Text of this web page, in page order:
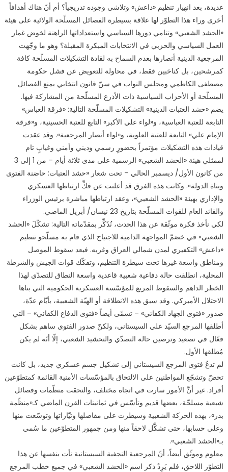
عديدة، بعد انهيار تنظيم «داعش» وتلاشي وجوده تدريجياً؟ أم أنّ هناك أهدافاً
أخرى وراء هذا التطوّر لها علاقة بسيطرة الفصائل المسلّحة الولائية على هيئة
«الحشد الشعبي» وتنامي دورها السياسي واستعداداتها الراهنة لخوض غمار
العمل السياسي والحزبي في الانتخابات المبكرة المقبلة؟ وهو ما وجّهت
المرجعية الدينية أنصارها بعدم السماح به لقادة التشكيلات المسلّحة كافة
كمرشحين، بل كناخبين فقط، في محاولة للتعويض عن فشل حكومة
مصطفى الكاظمي ومجلس النواب في سنّ قانون انتخابي يمنع الفصائل
المسلّحة أو الأحزاب السياسية ذات الأذرع المسلّحة من المشاركة فيها.
يضم «حشد العتبات الدينية» التشكيلات المسلّحة التالية: «فرقة العباس»
التابعة للعتبة العباسية، و«لواء علي الأكبر» التابع للعتبة الحسينية، و«فرقة
الإمام علي» التابعة للعتبة العلوية، و«لواء أنصار المرجعية». وقد عقدت
قيادات هذه التشكيلات مؤتمراً بحضورٍ رسمي وديني وأمني وغيابٍ تام
لممثلي هيئة «الحشد الشعبي» الرسمية على مدى ثلاثة أيام – من 1 إلى 3
من كانون الأول/ ديسمبر الحالي – تحت شعار «حشد العتبات: حاضنة الفتوى
وبناة الدولة». وكانت هذه الفرق قد أعلنت عن فكِّ ارتباطها العسكري
والإداري بهيئة «الحشد الشعبي»، وعقد ارتباطها مباشرة برئيس الوزراء
والقائد العام للقوات المسلّحة بتاريخ 23 نيسان/ أبريل الماضي.
لكي نأخذ فكرة موثّقة عن هذا الحدث، نُذَكِّر بمقدّماته التالية: تشكّلَ «الحشد
الشعبي» في خضمّ المواجهة الدامية للاجتياح الذي قام به مسلّحو تنظيم
«داعش» التكفيري لمدن شمالي العراق وغربه. فبعد سقوط الموصل
ومناطق واسعة غيرها تحت سيطرة التنظيم، وتفكّك قوات الجيش والشرطة
المحلية، انطلقت حالة دفاعية شعبية قاعدية واسعة النطاق للتصدّي لهذا
الخطر الداهم والسقوط المريع للمؤسّسة العسكرية الحكومية التي بناها
الاحتلال الأميركي. وقد سبق هذه الانطلاقة أو الهبّة الشعبية، بأيّام عدّة،
صدور «فتوى الجهاد الكفائي» – تسمّى أيضاً «فتوى الدفاع الكفائي» – التي
أطلقها المرجع السيّد علي السيستاني، ولكنّ صدور الفتوى ساهم بشكل
فعّال في تصعيد وترصين حالة التصدّي والتحشيد الشعبي، إلّا أنّه لم يكن
مُطلقها الأول.
لم تدعُ فتوى المرجع السيستاني إلى تشكيل جسم عسكري جديد، بل كانت
تحضّ وتشجّع المواطنين على الالتحاق بالمؤسّسات الأمنية القائمة كمتطوّعين
أفراد. غير أنَّ الأمور سارت في اتجاه مختلف، والتحقت منظّمات وفصائل
شيعية مسلحّة، بعضها قديم وتأسّس في ثمانينات القرن الماضي كـ«منظّمة
بدر»، بهذه الحركة الشعبية وسيطرت على مفاصلها وتيّاراتها وتوسّعت منها
وعلى حسابها، حتى تشكَّل لاحقاً منها ومن جمهور المتطوّعين ما سُمي
بـ«الحشد الشعبي».
معلوم وموثّق أيضاً، أنّ المرجعية النجفية السيستانية نأت بنفسها عن هذا
التطوّر اللاحق، فلم يَرِدْ ذكر اسم «الحشد الشعبي» في جميع خطب المرجع